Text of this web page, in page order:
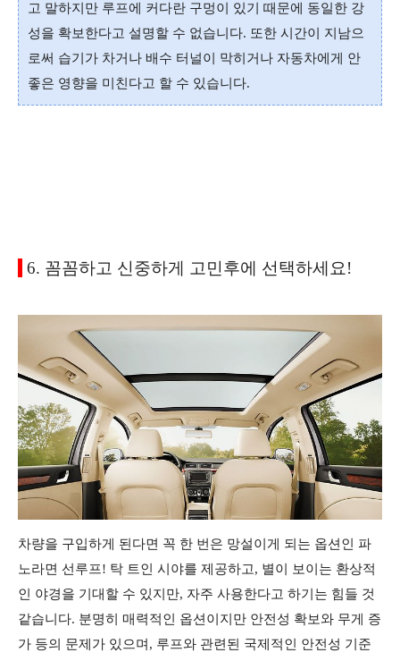
고 말하지만 루프에 커다란 구멍이 있기 때문에 동일한 강
성을 확보한다고 설명할 수 없습니다. 또한 시간이 지남으
로써 습기가 차거나 배수 터널이 막히거나 자동차에게 안
좋은 영향을 미친다고 할 수 있습니다.
6. 꼼꼼하고 신중하게 고민후에 선택하세요!
차량을 구입하게 된다면 꼭 한 번은 망설이게 되는 옵션인 파
노라면 선루프! 탁 트인 시야를 제공하고, 별이 보이는 환상적
인 야경을 기대할 수 있지만, 자주 사용한다고 하기는 힘들 것
같습니다. 분명히 매력적인 옵션이지만 안전성 확보와 무게 증
가 등의 문제가 있으며, 루프와 관련된 국제적인 안전성 기준